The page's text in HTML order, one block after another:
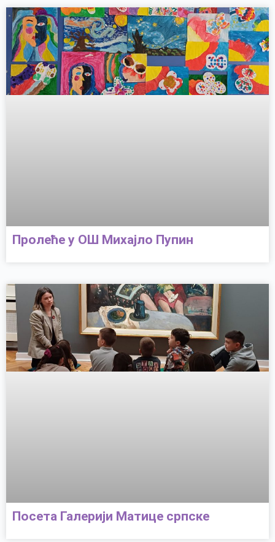
Пролеће у ОШ Михајло Пупин
Посета Галерији Матице српске